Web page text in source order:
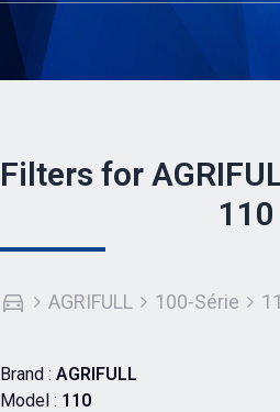
Filters for
110
AGRIFULL 100-Série
Brand : AGRIFULL
Model : 110